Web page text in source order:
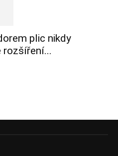
plic nikdy
rozšíření...